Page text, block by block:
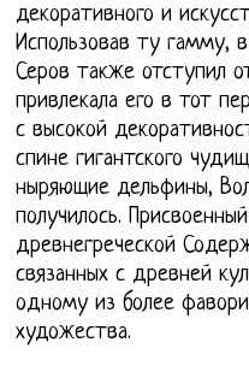
декоративного и
Использовав ту гамму,
Серов также отступил
привлекала его в тот
с высокой
спине гигантского
ныряющие дельфины,
получилось.
древнегреческой
связанных с древней
одному из более
художества.